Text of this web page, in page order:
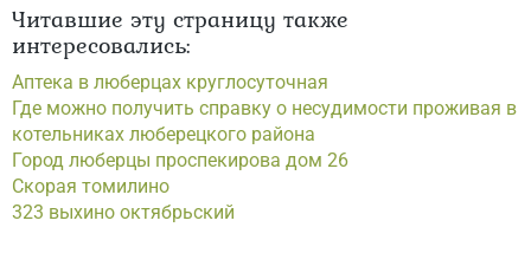
Читавшие эту страницу также
интересовались:
Аптека в люберцах круглосуточная
Где можно получить справку о несудимости проживая в
котельниках люберецкого района
Город люберцы проспекирова дом 26
Скорая томилино
323 выхино октябрьский